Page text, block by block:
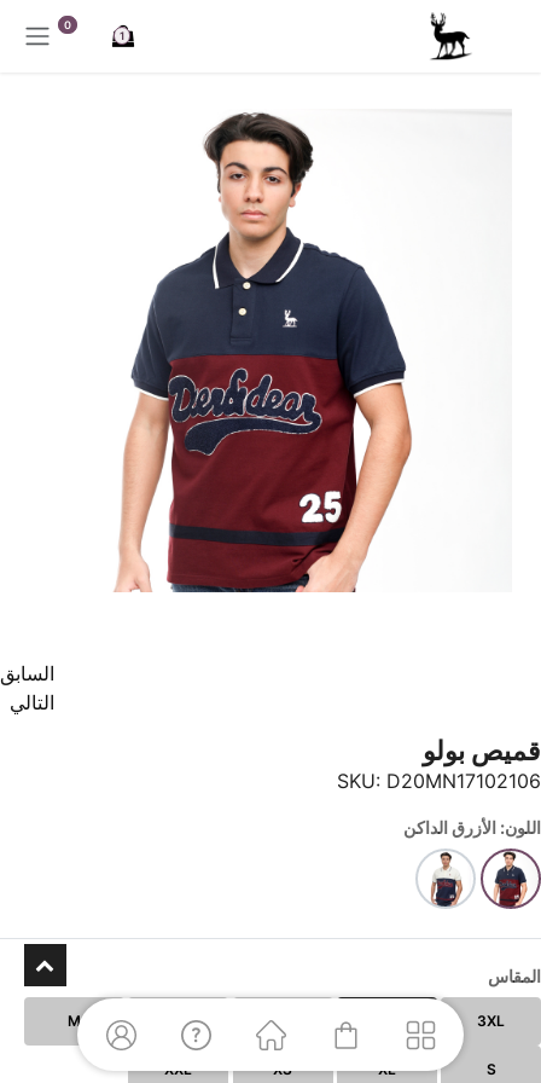
تخطي للذهاب إلى المحتوى
1
0
السابق
التالي
قميص بولو
SKU: D20MN17102106
اللون: الأزرق الداكن
المقاس
3XL
5XL
M
S
XL
XS
XXL